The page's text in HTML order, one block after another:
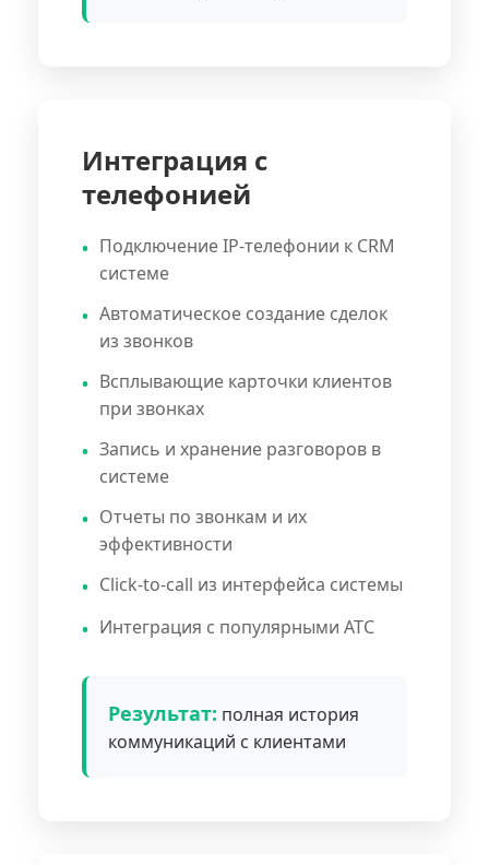
Интеграция с
телефонией
Подключение IP-телефонии к CRM
системе
Автоматическое создание сделок
из звонков
Всплывающие карточки клиентов
при звонках
Запись и хранение разговоров в
системе
Отчеты по звонкам и их
эффективности
Click-to-call из интерфейса системы
Интеграция с популярными АТС
Результат: полная история
коммуникаций с клиентами